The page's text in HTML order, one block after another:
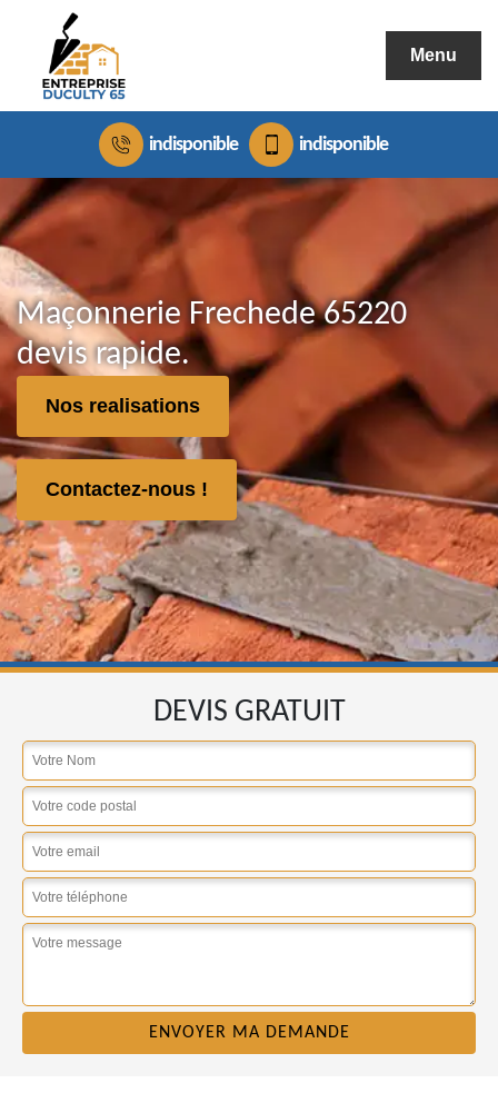
Menu
indisponible indisponible
Maçonnerie Frechede 65220
devis rapide.
Nos realisations
Contactez-nous !
DEVIS GRATUIT